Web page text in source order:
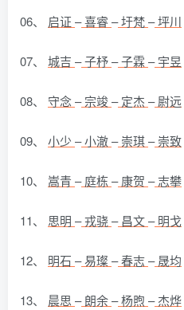
06、 启证 –喜睿 –圩梵–坪川
07、 城吉 –子杼–子霖 –宇昱
08、 守念–宗竣 –定杰 –尉远
09、 小少 –小澈–崇琪–崇致
10、 嵩青 –庭栋–康贺 –志攀
11、 思明 –戎骁–昌文–明戈
12、 明石 –易璨 –春志–晟均
13、 晨思 –朗余–杨煦 –杰烨